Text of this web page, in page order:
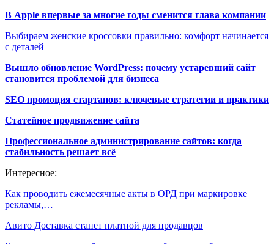
В Apple впервые за многие годы сменится глава компании
Выбираем женские кроссовки правильно: комфорт начинается
с деталей
Вышло обновление WordPress: почему устаревший сайт
становится проблемой для бизнеса
SEO промоция стартапов: ключевые стратегии и практики
Статейное продвижение сайта
Профессиональное администрирование сайтов: когда
стабильность решает всё
Интересное:
Как проводить ежемесячные акты в ОРД при маркировке
рекламы,…
Авито Доставка станет платной для продавцов